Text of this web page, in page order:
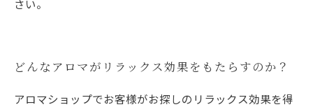
さい。
どんなアロマがリラックス効果をもたらすのか？
アロマショップでお客様がお探しのリラックス効果を得